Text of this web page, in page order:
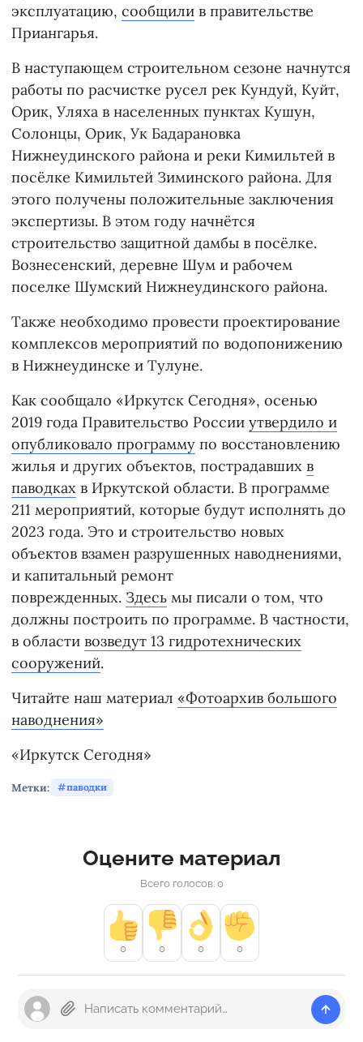
эксплуатацию, сообщили в правительстве
Приангарья.
В наступающем строительном сезоне начнутся
работы по расчистке русел рек Кундуй, Куйт,
Орик, Уляха в населенных пунктах Кушун,
Солонцы, Орик, Ук Бадарановка
Нижнеудинского района и реки Кимильтей в
посёлке Кимильтей Зиминского района. Для
этого получены положительные заключения
экспертизы. В этом году начнётся
строительство защитной дамбы в посёлке.
Вознесенский, деревне Шум и рабочем
поселке Шумский Нижнеудинского района.
Также необходимо провести проектирование
комплексов мероприятий по водопонижению
в Нижнеудинске и Тулуне.
Как сообщало «Иркутск Сегодня», осенью
2019 года Правительство России утвердило и
опубликовало программу по восстановлению
жилья и других объектов, пострадавших в
паводках в Иркутской области. В программе
211 мероприятий, которые будут исполнять до
2023 года. Это и строительство новых
объектов взамен разрушенных наводнениями,
и капитальный ремонт
поврежденных. Здесь мы писали о том, что
должны построить по программе. В частности,
в области возведут 13 гидротехнических
сооружений.
Читайте наш материал «Фотоархив большого
наводнения»
«Иркутск Сегодня»
Метки: паводки
Оцените материал
Всего голосов: 0
0 0 0 0